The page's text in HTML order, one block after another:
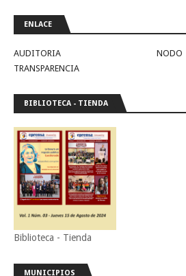
ENLACE
AUDITORIA
NODO
TRANSPARENCIA
BIBLIOTECA - TIENDA
Biblioteca - Tienda
MUNICIPIOS